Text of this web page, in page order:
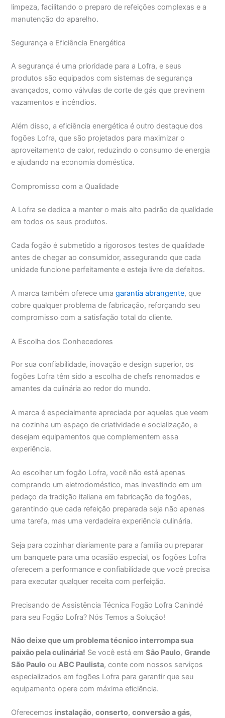
limpeza, facilitando o preparo de refeições complexas e a
manutenção do aparelho.
Segurança e Eficiência Energética
A segurança é uma prioridade para a Lofra, e seus
produtos são equipados com sistemas de segurança
avançados, como válvulas de corte de gás que previnem
vazamentos e incêndios.
Além disso, a eficiência energética é outro destaque dos
fogões Lofra, que são projetados para maximizar o
aproveitamento de calor, reduzindo o consumo de energia
e ajudando na economia doméstica.
Compromisso com a Qualidade
A Lofra se dedica a manter o mais alto padrão de qualidade
em todos os seus produtos.
Cada fogão é submetido a rigorosos testes de qualidade
antes de chegar ao consumidor, assegurando que cada
unidade funcione perfeitamente e esteja livre de defeitos.
A marca também oferece umagarantia abrangente, que
cobre qualquer problema de fabricação, reforçando seu
compromisso com a satisfação total do cliente.
A Escolha dos Conhecedores
Por sua confiabilidade, inovação e design superior, os
fogões Lofra têm sido a escolha de chefs renomados e
amantes da culinária ao redor do mundo.
A marca é especialmente apreciada por aqueles que veem
na cozinha um espaço de criatividade e socialização, e
desejam equipamentos que complementem essa
experiência.
Ao escolher um fogão Lofra, você não está apenas
comprando um eletrodoméstico, mas investindo em um
pedaço da tradição italiana em fabricação de fogões,
garantindo que cada refeição preparada seja não apenas
uma tarefa, mas uma verdadeira experiência culinária.
Seja para cozinhar diariamente para a família ou preparar
um banquete para uma ocasião especial, os fogões Lofra
oferecem a performance e confiabilidade que você precisa
para executar qualquer receita com perfeição.
Precisando de Assistência Técnica Fogão Lofra Canindé
para seu Fogão Lofra? Nós Temos a Solução!
Não deixe que um problema técnico interrompa sua
paixão pela culinária! Se você está emSão Paulo,Grande
São Paulo ouABC Paulista, conte com nossos serviços
especializados em fogões Lofra para garantir que seu
equipamento opere com máxima eficiência.
Oferecemos instalação,conserto,conversão a gás,